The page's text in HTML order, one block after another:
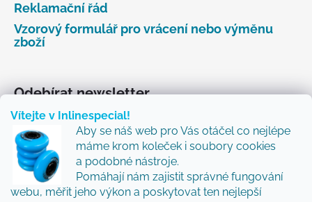
Vítejte v Inlinespecial!
Aby se náš web pro Vás otáčel co nejlépe
máme krom koleček i soubory cookies
a podobné nástroje.
Pomáhají nám zajistit správné fungování
webu, měřit jeho výkon a poskytovat ten nejlepší
Reklamační řád
Vzorový formulář pro vrácení nebo výměnu
zboží
Odebírat newsletter
Vložte svůj e-mail a my vám budeme zasílat informace
o nových produktech na našem e-shopu.
Přidejte se k nám a my Vám budeme zasílat ty nejlepší
novinky a tipy.